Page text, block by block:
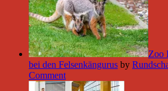
Zoo
bei den Felsenkängurus by
Comment